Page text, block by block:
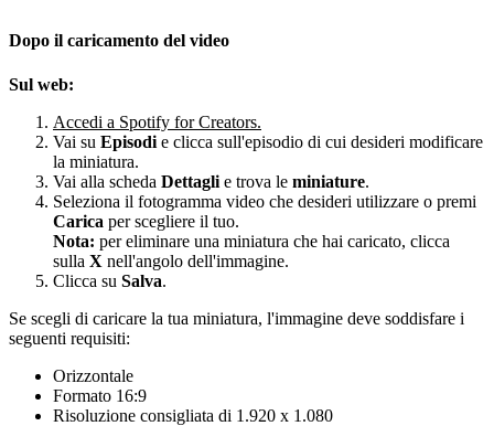
Dopo il caricamento del video
Sul web:
Accedi a Spotify for Creators.
Vai su Episodi e clicca sull'episodio di cui desideri modificare
la miniatura.
Vai alla scheda Dettagli e trova le miniature.
Seleziona il fotogramma video che desideri utilizzare o premi
Carica per scegliere il tuo.
Nota: per eliminare una miniatura che hai caricato, clicca
sulla X nell'angolo dell'immagine.
Clicca su Salva.
Se scegli di caricare la tua miniatura, l'immagine deve soddisfare i
seguenti requisiti:
Orizzontale
Formato 16:9
Risoluzione consigliata di 1.920 x 1.080